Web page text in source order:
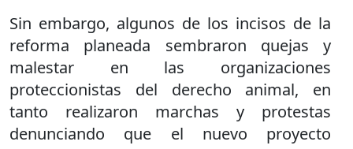
Sin embargo, algunos de los incisos de la
reforma planeada sembraron quejas y
malestar en las organizaciones
proteccionistas del derecho animal, en
tanto realizaron marchas y protestas
denunciando que el nuevo proyecto